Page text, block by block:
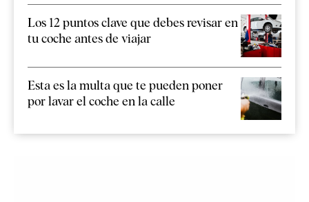
Los 12 puntos clave que debes revisar en
tu coche antes de viajar
Esta es la multa que te pueden poner
por lavar el coche en la calle